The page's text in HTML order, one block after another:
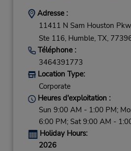
Adresse :
11411 N Sam Houston
Ste 116, Humble, TX,
Téléphone :
3464391773
Location Type:
Corporate
Heures d'exploitation :
Sun 9:00 AM - 1:00 PM;
6:00 PM; Sat 9:00 AM -
Holiday Hours:
2026